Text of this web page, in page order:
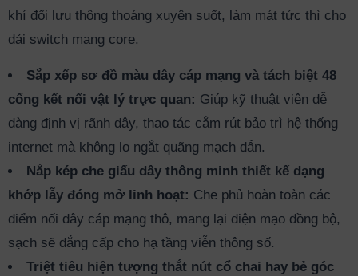
khí đối lưu thông thoáng xuyên suốt, làm mát tức thì cho
dải switch mạng core.
Sắp xếp sơ đồ màu dây cáp mạng và tách biệt 48
cổng kết nối vật lý trực quan: Giúp kỹ thuật viên dễ
dàng định vị rãnh dây, thao tác cắm rút bảo trì hệ thống
internet mà không lo ngắt quãng mạch dẫn.
Nắp kép che giấu dây thông minh thiết kế dạng
khớp lẫy đóng mở linh hoạt: Che phủ hoàn toàn các
điểm nối dây cáp mạng thô, mang lại diện mạo đồng bộ,
sạch sẽ đẳng cấp cho hạ tầng viễn thông số.
Triệt tiêu hiện tượng thắt nút cổ chai hay bẻ góc